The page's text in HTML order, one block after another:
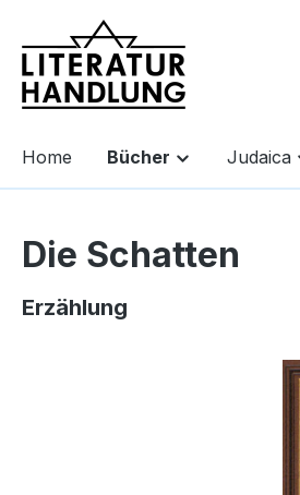
Zur Hauptnavigation
Home Bücher Judaica
Die Schatten
Erzählung